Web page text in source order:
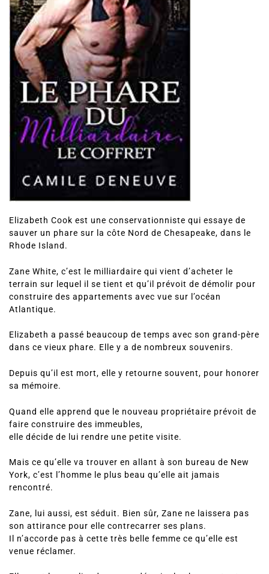
Elizabeth Cook est une conservationniste qui essaye de
sauver un phare sur la côte Nord de Chesapeake, dans le
Rhode Island.
Zane White, c’est le milliardaire qui vient d’acheter le
terrain sur lequel il se tient et qu’il prévoit de démolir pour
construire des appartements avec vue sur l’océan
Atlantique.
Elizabeth a passé beaucoup de temps avec son grand-père
dans ce vieux phare. Elle y a de nombreux souvenirs.
Depuis qu’il est mort, elle y retourne souvent, pour honorer
sa mémoire.
Quand elle apprend que le nouveau propriétaire prévoit de
faire construire des immeubles,
elle décide de lui rendre une petite visite.
Mais ce qu’elle va trouver en allant à son bureau de New
York, c’est l’homme le plus beau qu’elle ait jamais
rencontré.
Zane, lui aussi, est séduit. Bien sûr, Zane ne laissera pas
son attirance pour elle contrecarrer ses plans.
Il n’accorde pas à cette très belle femme ce qu’elle est
venue réclamer.